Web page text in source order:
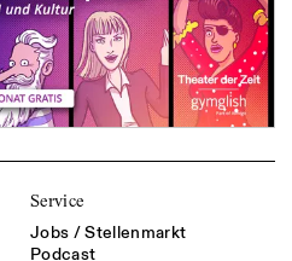
Service
Jobs / Stellenmarkt
Podcast